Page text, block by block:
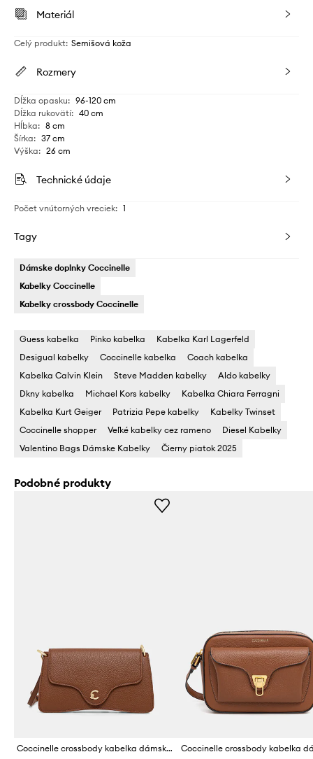
Materiál
Celý produkt: Semišová koža
Rozmery
Dĺžka opasku: 96-120 cm
Dĺžka rukovätí: 40 cm
Hĺbka: 8 cm
Šírka: 37 cm
Výška: 26 cm
Technické údaje
Počet vnútorných vreciek: 1
Tagy
Dámske doplnky Coccinelle
Kabelky Coccinelle
Kabelky crossbody Coccinelle
Guess kabelka Pinko kabelka
Kabelka Karl Lagerfeld
Desigual kabelky
Coccinelle kabelka
Coach kabelka
Kabelka Calvin Klein
Steve Madden kabelky
Aldo kabelky
Dkny kabelka
Michael Kors kabelky
Kabelka Chiara Ferragni
Kabelka Kurt Geiger
Patrizia Pepe kabelky
Kabelky Twinset
Coccinelle shopper
Veľké kabelky cez rameno
Diesel Kabelky
Valentino Bags Dámske Kabelky
Čierny piatok 2025
Podobné produkty
Coccinelle crossbody kabelka dámska kožená